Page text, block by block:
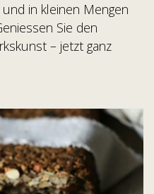
in kleinen Mengen
Sie den
– jetzt ganz